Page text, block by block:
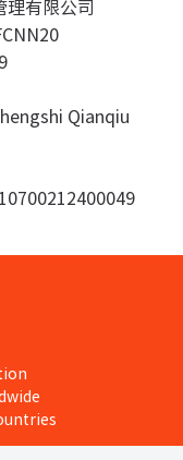
理有限公司
Qianqiu